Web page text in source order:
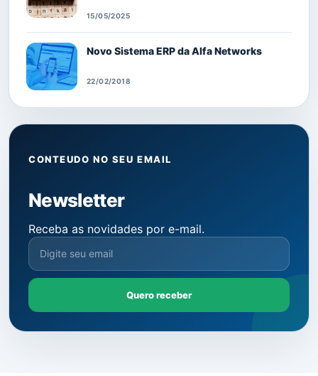
15/05/2025
Novo Sistema ERP da Alfa Networks
22/02/2018
CONTEUDO NO SEU EMAIL
Newsletter
Receba as novidades por e-mail.
Quero receber